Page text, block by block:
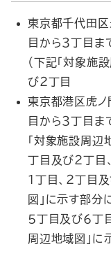
東京都千代田区
目から３丁目ま
（下記「対象施
び２丁目
東京都港区虎ノ
目から３丁目ま
「対象施設周辺
丁目及び２丁目
１丁目、２丁目
図」に示す部分
５丁目及び６丁
周辺地域図」に